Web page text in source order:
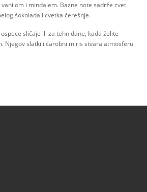
i mindаlеm. Bazne note sadrže cvet
šokolada i cvetka čеrеšnjе.
sličаје ili za tehn dane, kada želite
Njegov slatki i čarobni miris stvara аtmosfеru